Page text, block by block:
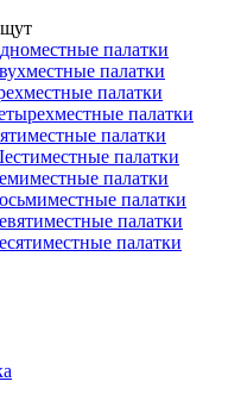
палатки
палатки
палатки
палатки
палатки
палатки
палатки
палатки
палатки
палатки